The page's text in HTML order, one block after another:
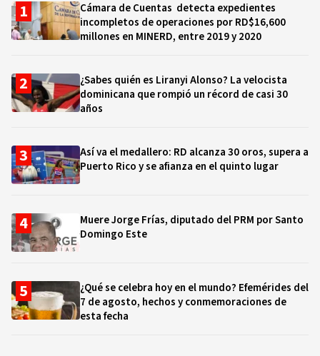
Cámara de Cuentas detecta expedientes
incompletos de operaciones por RD$16,600
millones en MINERD, entre 2019 y 2020
¿Sabes quién es Liranyi Alonso? La velocista
dominicana que rompió un récord de casi 30
años
Así va el medallero: RD alcanza 30 oros, supera a
Puerto Rico y se afianza en el quinto lugar
Muere Jorge Frías, diputado del PRM por Santo
Domingo Este
¿Qué se celebra hoy en el mundo? Efemérides del
7 de agosto, hechos y conmemoraciones de
esta fecha